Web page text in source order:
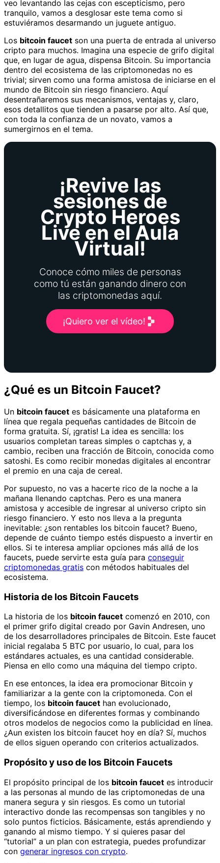
veo levantando las cejas con escepticismo, pero
tranquilo, vamos a desglosar este tema como si
estuviéramos desarmando un juguete antiguo.
Los bitcoin faucet son una puerta de entrada al universo
cripto para muchos. Imagina una especie de grifo digital
que, en lugar de agua, dispensa Bitcoin. Su importancia
dentro del ecosistema de las criptomonedas no es
trivial; sirven como una forma amistosa de iniciarse en el
mundo de Bitcoin sin riesgo financiero. Aquí
desentrañaremos sus mecanismos, ventajas y, claro,
esos detallitos que tienden a pasarse por alto. Así que,
con toda la confianza de un novato, vamos a
sumergirnos en el tema.
¡Revive las
sesiones de
Crypto Heroes
Live en el Aula
Virtual!
Conoce cómo miles de personas
como tú están ganando dinero con
las criptomonedas aquí.
¡Quiero ver el vídeo!
¿Qué es un Bitcoin Faucet?
Un bitcoin faucet es básicamente una plataforma en
línea que regala pequeñas cantidades de Bitcoin de
forma gratuita. Sí, ¡gratis! La idea es sencilla: los
usuarios completan tareas simples o captchas y, a
cambio, reciben una fracción de Bitcoin, conocida como
satoshi. Es como recibir monedas digitales al encontrar
el premio en una caja de cereal.
Por supuesto, no vas a hacerte rico de la noche a la
mañana llenando captchas. Pero es una manera
amistosa y accesible de ingresar al universo cripto sin
riesgo financiero. Y esto nos lleva a la pregunta
inevitable: ¿son rentables los bitcoin faucet? Bueno,
depende de cuánto tiempo estés dispuesto a invertir en
ellos. Si te interesa ampliar opciones más allá de los
faucets, puede servirte esta guía para conseguir
criptomonedas gratis con métodos habituales del
ecosistema.
Historia de los Bitcoin Faucets
La historia de los bitcoin faucet comenzó en 2010, con
el primer grifo digital creado por Gavin Andresen, uno
de los desarrolladores principales de Bitcoin. Este faucet
inicial regalaba 5 BTC por usuario, lo cual, para los
estándares actuales, es una cantidad considerable.
Piensa en ello como una máquina del tiempo cripto.
En ese entonces, la idea era promocionar Bitcoin y
familiarizar a la gente con la criptomoneda. Con el
tiempo, los bitcoin faucet han evolucionado,
diversificándose en diferentes formas y combinando
otros modelos de negocios como la publicidad en línea.
¿Aun existen los bitcoin faucet hoy en día? Sí, muchos
de ellos siguen operando con criterios actualizados.
Propósito y uso de los Bitcoin Faucets
El propósito principal de los bitcoin faucet es introducir
a las personas al mundo de las criptomonedas de una
manera segura y sin riesgos. Es como un tutorial
interactivo donde las recompensas son tangibles y no
solo puntos ficticios. Básicamente, estás aprendiendo y
ganando al mismo tiempo. Y si quieres pasar del
“tutorial” a un plan con estrategia, puedes profundizar
con generar ingresos con crypto.